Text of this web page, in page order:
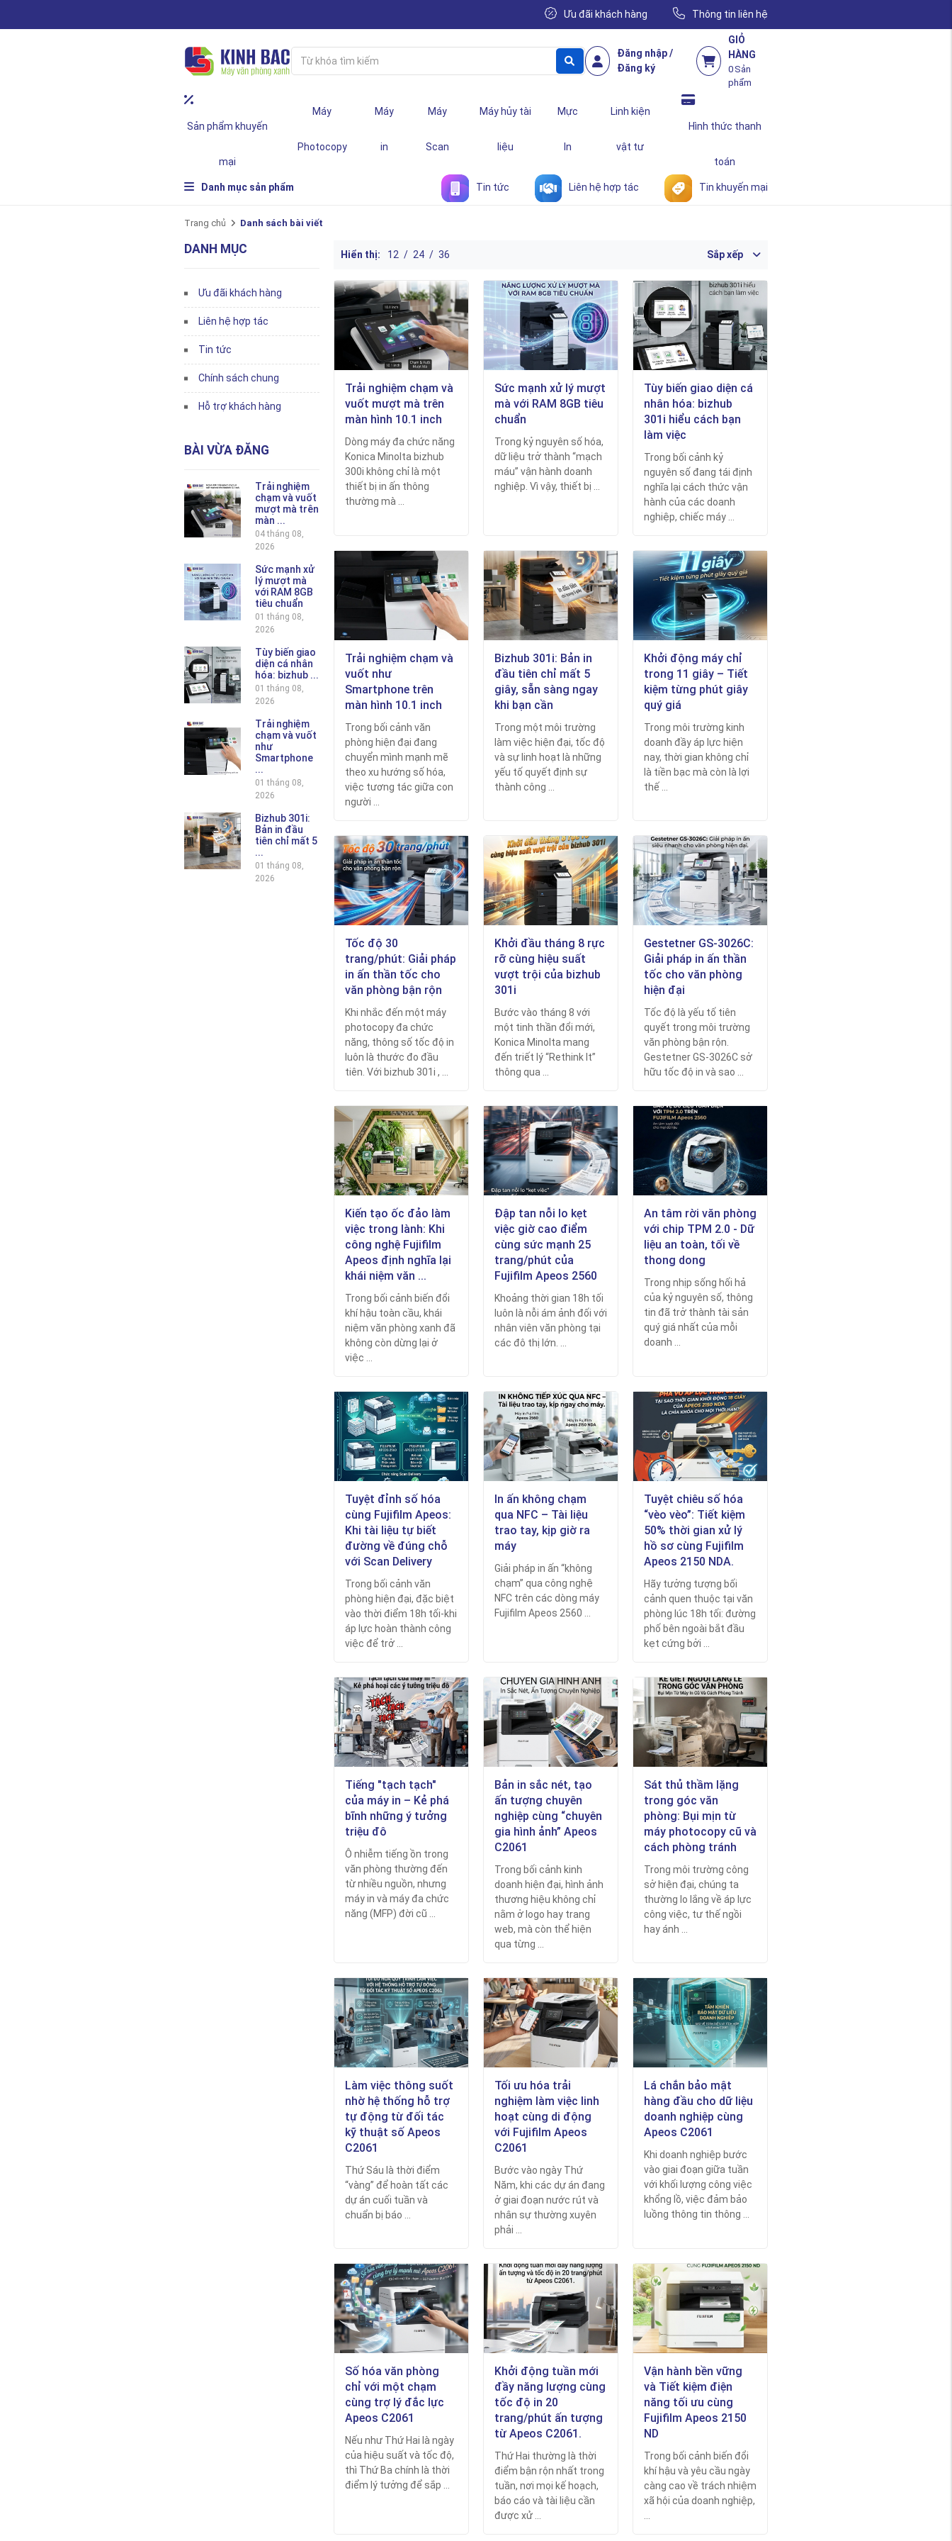
Ưu đãi khách hàng Thông tin liên hệ
Đăng nhập /
Đăng ký
GIỎ
HÀNG
0 Sản
phẩm
Sản phẩm khuyến
mại
Máy
Photocopy
Máy
in
Máy
Scan
Máy hủy tài
liệu
Mực
In
Linh kiện
vật tư
Hình thức thanh
toán
Danh mục sản phẩm Tin tức Liên hệ hợp tác Tin khuyến mại
Trang chủ Danh sách bài viết
DANH MỤC
Ưu đãi khách hàng
Liên hệ hợp tác
Tin tức
Chính sách chung
Hỗ trợ khách hàng
BÀI VỪA ĐĂNG
Trải nghiệm
chạm và vuốt
mượt mà trên
màn ...
04 tháng 08,
2026
Sức mạnh xử
lý mượt mà
với RAM 8GB
tiêu chuẩn
01 tháng 08,
2026
Tùy biến giao
diện cá nhân
hóa: bizhub ...
01 tháng 08,
2026
Trải nghiệm
chạm và vuốt
như
Smartphone
...
01 tháng 08,
2026
Bizhub 301i:
Bản in đầu
tiên chỉ mất 5
...
01 tháng 08,
2026
Hiển thị: 12 / 24 / 36 Sắp xếp
Trải nghiệm chạm và
vuốt mượt mà trên
màn hình 10.1 inch
Dòng máy đa chức năng
Konica Minolta bizhub
300i không chỉ là một
thiết bị in ấn thông
thường mà ...
Sức mạnh xử lý mượt
mà với RAM 8GB tiêu
chuẩn
Trong kỷ nguyên số hóa,
dữ liệu trở thành “mạch
máu” vận hành doanh
nghiệp. Vì vậy, thiết bị ...
Tùy biến giao diện cá
nhân hóa: bizhub
301i hiểu cách bạn
làm việc
Trong bối cảnh kỷ
nguyên số đang tái định
nghĩa lại cách thức vận
hành của các doanh
nghiệp, chiếc máy ...
Trải nghiệm chạm và
vuốt như
Smartphone trên
màn hình 10.1 inch
Trong bối cảnh văn
phòng hiện đại đang
chuyển mình mạnh mẽ
theo xu hướng số hóa,
việc tương tác giữa con
người ...
Bizhub 301i: Bản in
đầu tiên chỉ mất 5
giây, sẵn sàng ngay
khi bạn cần
Trong một môi trường
làm việc hiện đại, tốc độ
và sự linh hoạt là những
yếu tố quyết định sự
thành công ...
Khởi động máy chỉ
trong 11 giây – Tiết
kiệm từng phút giây
quý giá
Trong môi trường kinh
doanh đầy áp lực hiện
nay, thời gian không chỉ
là tiền bạc mà còn là lợi
thế ...
Tốc độ 30
trang/phút: Giải pháp
in ấn thần tốc cho
văn phòng bận rộn
Khi nhắc đến một máy
photocopy đa chức
năng, thông số tốc độ in
luôn là thước đo đầu
tiên. Với bizhub 301i , ...
Khởi đầu tháng 8 rực
rỡ cùng hiệu suất
vượt trội của bizhub
301i
Bước vào tháng 8 với
một tinh thần đổi mới,
Konica Minolta mang
đến triết lý “Rethink It”
thông qua ...
Gestetner GS-3026C:
Giải pháp in ấn thần
tốc cho văn phòng
hiện đại
Tốc độ là yếu tố tiên
quyết trong môi trường
văn phòng bận rộn.
Gestetner GS-3026C sở
hữu tốc độ in và sao ...
Kiến tạo ốc đảo làm
việc trong lành: Khi
công nghệ Fujifilm
Apeos định nghĩa lại
khái niệm văn ...
Trong bối cảnh biến đổi
khí hậu toàn cầu, khái
niệm văn phòng xanh đã
không còn dừng lại ở
việc ...
Đập tan nỗi lo kẹt
việc giờ cao điểm
cùng sức mạnh 25
trang/phút của
Fujifilm Apeos 2560
Khoảng thời gian 18h tối
luôn là nỗi ám ảnh đối với
nhân viên văn phòng tại
các đô thị lớn. ...
An tâm rời văn phòng
với chip TPM 2.0 - Dữ
liệu an toàn, tối về
thong dong
Trong nhịp sống hối hả
của kỷ nguyên số, thông
tin đã trở thành tài sản
quý giá nhất của mỗi
doanh ...
Tuyệt đỉnh số hóa
cùng Fujifilm Apeos:
Khi tài liệu tự biết
đường về đúng chỗ
với Scan Delivery
Trong bối cảnh văn
phòng hiện đại, đặc biệt
vào thời điểm 18h tối-khi
áp lực hoàn thành công
việc để trở ...
In ấn không chạm
qua NFC – Tài liệu
trao tay, kịp giờ ra
máy
Giải pháp in ấn “không
chạm” qua công nghệ
NFC trên các dòng máy
Fujifilm Apeos 2560 ...
Tuyệt chiêu số hóa
“vèo vèo”: Tiết kiệm
50% thời gian xử lý
hồ sơ cùng Fujifilm
Apeos 2150 NDA.
Hãy tưởng tượng bối
cảnh quen thuộc tại văn
phòng lúc 18h tối: đường
phố bên ngoài bắt đầu
kẹt cứng bởi ...
Tiếng "tạch tạch"
của máy in – Kẻ phá
bĩnh những ý tưởng
triệu đô
Ô nhiễm tiếng ồn trong
văn phòng thường đến
từ nhiều nguồn, nhưng
máy in và máy đa chức
năng (MFP) đời cũ ...
Bản in sắc nét, tạo
ấn tượng chuyên
nghiệp cùng “chuyên
gia hình ảnh” Apeos
C2061
Trong bối cảnh kinh
doanh hiện đại, hình ảnh
thương hiệu không chỉ
nằm ở logo hay trang
web, mà còn thể hiện
qua từng ...
Sát thủ thầm lặng
trong góc văn
phòng: Bụi mịn từ
máy photocopy cũ và
cách phòng tránh
Trong môi trường công
sở hiện đại, chúng ta
thường lo lắng về áp lực
công việc, tư thế ngồi
hay ánh ...
Làm việc thông suốt
nhờ hệ thống hỗ trợ
tự động từ đối tác
kỹ thuật số Apeos
C2061
Thứ Sáu là thời điểm
“vàng” để hoàn tất các
dự án cuối tuần và
chuẩn bị báo ...
Tối ưu hóa trải
nghiệm làm việc linh
hoạt cùng di động
với Fujifilm Apeos
C2061
Bước vào ngày Thứ
Năm, khi các dự án đang
ở giai đoạn nước rút và
nhân sự thường xuyên
phải ...
Lá chắn bảo mật
hàng đầu cho dữ liệu
doanh nghiệp cùng
Apeos C2061
Khi doanh nghiệp bước
vào giai đoạn giữa tuần
với khối lượng công việc
khổng lồ, việc đảm bảo
luồng thông tin thông ...
Số hóa văn phòng
chỉ với một chạm
cùng trợ lý đắc lực
Apeos C2061
Nếu như Thứ Hai là ngày
của hiệu suất và tốc độ,
thì Thứ Ba chính là thời
điểm lý tưởng để sắp ...
Khởi động tuần mới
đầy năng lượng cùng
tốc độ in 20
trang/phút ấn tượng
từ Apeos C2061.
Thứ Hai thường là thời
điểm bận rộn nhất trong
tuần, nơi mọi kế hoạch,
báo cáo và tài liệu cần
được xử ...
Vận hành bền vững
và Tiết kiệm điện
năng tối ưu cùng
Fujifilm Apeos 2150
ND
Trong bối cảnh biến đổi
khí hậu và yêu cầu ngày
càng cao về trách nhiệm
xã hội của doanh nghiệp,